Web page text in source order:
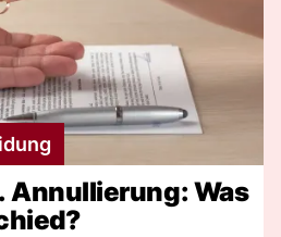
Annullierung: Was